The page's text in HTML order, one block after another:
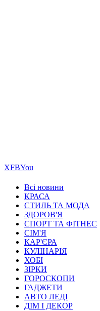
ХFBYou
Всі новини
КРАСА
СТИЛЬ ТА МОДА
ЗДОРОВ'Я
СПОРТ ТА ФІТНЕС
СІМ'Я
КАР'ЄРА
КУЛІНАРІЯ
ХОБІ
ЗІРКИ
ГОРОСКОПИ
ГАДЖЕТИ
АВТО ЛЕДІ
ДІМ І ДЕКОР